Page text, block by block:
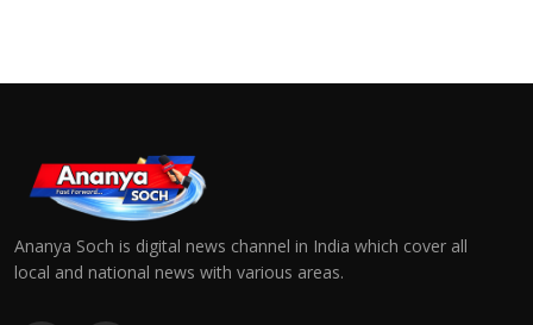
Ananya Soch is digital news channel in India which cover all
local and national news with various areas.